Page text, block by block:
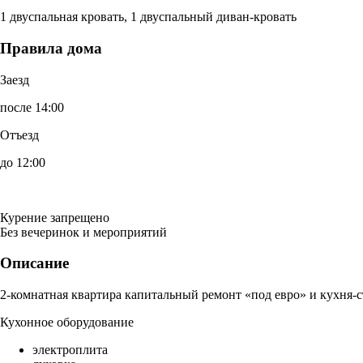
1 двуспальная кровать, 1 двуспальный диван-кровать
Правила дома
Заезд
после 14:00
Отъезд
до 12:00
Курение запрещено
Без вечеринок и мероприятий
Описание
2-комнатная квартира капитальный ремонт «под евро» и кухня-
Кухонное оборудование
электроплита